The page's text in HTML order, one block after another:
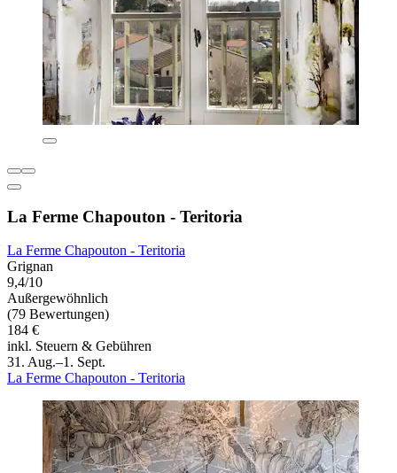
La Ferme Chapouton - Teritoria
La Ferme Chapouton - Teritoria
Grignan
9,4/10
Außergewöhnlich
(79 Bewertungen)
184 €
inkl. Steuern & Gebühren
31. Aug.–1. Sept.
La Ferme Chapouton - Teritoria